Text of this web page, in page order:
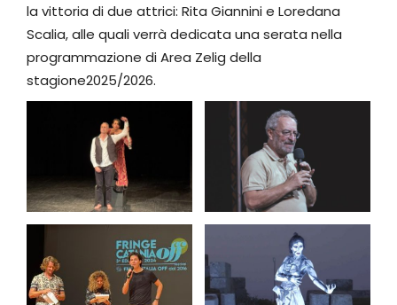
la vittoria di due attrici: Rita Giannini e Loredana
Scalia, alle quali verrà dedicata una serata nella
programmazione di Area Zelig della
stagione2025/2026.